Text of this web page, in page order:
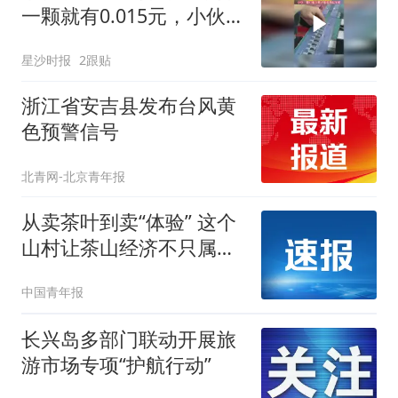
一颗就有0.015元，小伙：
呢
星沙时报 2跟贴
浙江省安吉县发布台风黄
色预警信号
北青网-北京青年报
从卖茶叶到卖“体验” 这个
山村让茶山经济不只属于
中国青年报
长兴岛多部门联动开展旅
游市场专项“护航行动”